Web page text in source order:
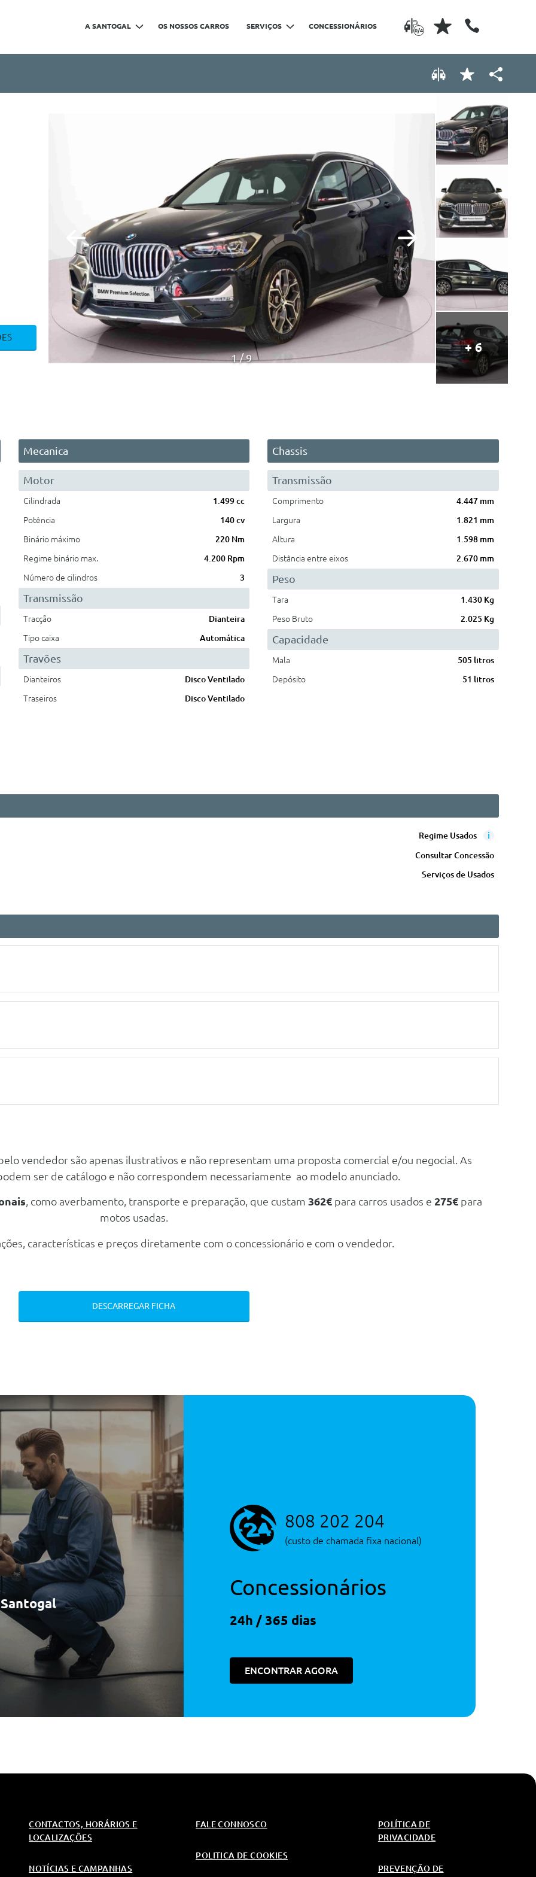
0/4
A SANTOGAL OS NOSSOS CARROS SERVIÇOS CONCESSIONÁRIOS
1 9
+ 6
Mecanica
Motor
Cilindrada
1.499 cc
Potência
140 cv
Binário máximo
220 Nm
Regime binário max.
4.200 Rpm
Número de cilindros
3
Transmissão
Tracção
Dianteira
Tipo caixa
Automática
Travões
Dianteiros
Disco Ventilado
Traseiros
Disco Ventilado
Chassis
Transmissão
Comprimento
4.447 mm
Largura
1.821 mm
Altura
1.598 mm
Distância entre eixos
2.670 mm
Peso
Tara
1.430 Kg
Peso Bruto
2.025 Kg
Capacidade
Mala
505 litros
Depósito
51 litros
Regime Usados i
Consultar Concessão
Serviços de Usados
Brilho Perola
Com Pneus 225/50 R18 95w
Encadeamento
vendedor são apenas ilustrativos e não representam uma proposta comercial e/ou negocial. As
ser de catálogo e não correspondem necessariamente ao modelo anunciado.
, como averbamento, transporte e preparação, que custam 362€para carros usados e 275€para
motos usadas.
características e preços diretamente com o concessionário e com o vendedor.
DESCARREGAR FICHA
808 202 204
(custo de chamada fixa nacional)
Concessionários
24h / 365 dias
ENCONTRAR AGORA
CONTACTOS, HORÁRIOS E
LOCALIZAÇÕES
NOTÍCIAS E CAMPANHAS
FALE CONNOSCO
POLITICA DE COOKIES
POLÍTICA DE
PRIVACIDADE
PREVENÇÃO DE